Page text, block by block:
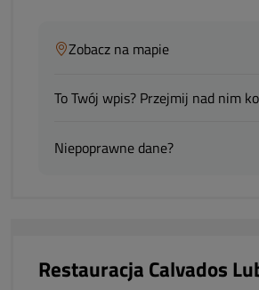
Zobacz na mapie
To Twój wpis? Przejmij nad nim
Niepoprawne dane?
Restauracja Calvados